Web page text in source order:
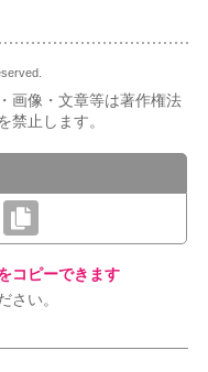
画像・文章等は著作権法
禁止します。
コピーできます
さい。